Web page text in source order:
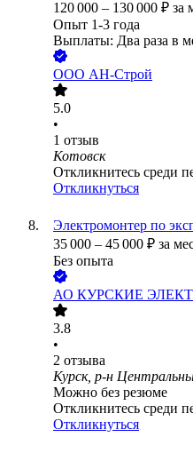
120 000 – 130 000 ₽ за
Опыт 1-3 года
Выплаты: Два раза в
ООО АН-Строй
5.0
•
1 отзыв
Котовск
Откликнитесь среди
Откликнуться
Электромонтер по
35 000 – 45 000 ₽ за
Без опыта
АО КУРСКИЕ
3.8
•
2 отзыва
Курск, р-н
Можно без резюме
Откликнитесь среди
Откликнуться